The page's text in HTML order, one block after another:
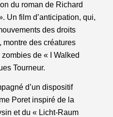
du roman de Richard
Un film d’anticipation, qui,
des droits
des créatures
de « I Walked
Tourneur.
d’un dispositif
Poret inspiré de la
et du « Licht-Raum